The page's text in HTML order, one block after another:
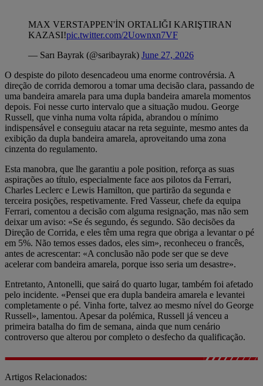
MAX VERSTAPPEN'İN ORTALIĞI KARIŞTIRAN
KAZASI!pic.twitter.com/2Uownxn7VF
— Sarı Bayrak (@saribayrak) June 27, 2026
O despiste do piloto desencadeou uma enorme controvérsia. A
direção de corrida demorou a tomar uma decisão clara, passando de
uma bandeira amarela para uma dupla bandeira amarela momentos
depois. Foi nesse curto intervalo que a situação mudou. George
Russell, que vinha numa volta rápida, abrandou o mínimo
indispensável e conseguiu atacar na reta seguinte, mesmo antes da
exibição da dupla bandeira amarela, aproveitando uma zona
cinzenta do regulamento.
Esta manobra, que lhe garantiu a pole position, reforça as suas
aspirações ao título, especialmente face aos pilotos da Ferrari,
Charles Leclerc e Lewis Hamilton, que partirão da segunda e
terceira posições, respetivamente. Fred Vasseur, chefe da equipa
Ferrari, comentou a decisão com alguma resignação, mas não sem
deixar um aviso: «Se és segundo, és segundo. São decisões da
Direção de Corrida, e eles têm uma regra que obriga a levantar o pé
em 5%. Não temos esses dados, eles sim», reconheceu o francês,
antes de acrescentar: «A conclusão não pode ser que se deve
acelerar com bandeira amarela, porque isso seria um desastre».
Entretanto, Antonelli, que sairá do quarto lugar, também foi afetado
pelo incidente. «Pensei que era dupla bandeira amarela e levantei
completamente o pé. Vinha forte, talvez ao mesmo nível do George
Russell», lamentou. Apesar da polémica, Russell já venceu a
primeira batalha do fim de semana, ainda que num cenário
controverso que alterou por completo o desfecho da qualificação.
Artigos Relacionados: